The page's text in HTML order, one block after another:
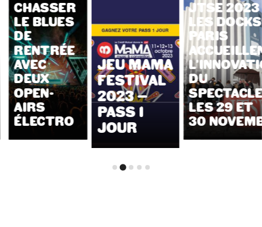
CHASSER
LE BLUES
DE
RENTRÉE
AVEC
DEUX
OPEN-
AIRS
ÉLECTRO
JEU MAMA
FESTIVAL
2023 –
PASS 1
JOUR
JTSE 2023
LES
PARIS
DU
SPECTACLE
LES 29 ET
30